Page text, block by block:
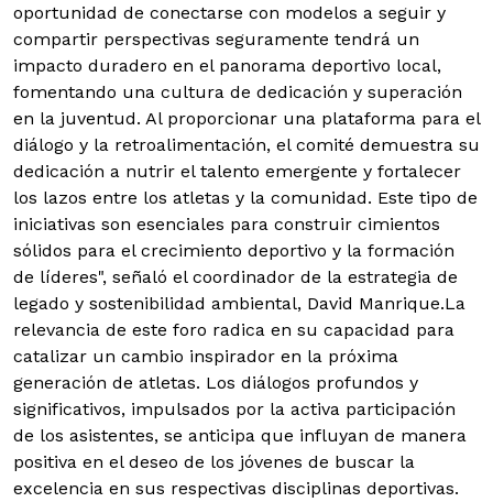
oportunidad de conectarse con modelos a seguir y
compartir perspectivas seguramente tendrá un
impacto duradero en el panorama deportivo local,
fomentando una cultura de dedicación y superación
en la juventud. Al proporcionar una plataforma para el
diálogo y la retroalimentación, el comité demuestra su
dedicación a nutrir el talento emergente y fortalecer
los lazos entre los atletas y la comunidad. Este tipo de
iniciativas son esenciales para construir cimientos
sólidos para el crecimiento deportivo y la formación
de líderes", señaló el coordinador de la estrategia de
legado y sostenibilidad ambiental, David Manrique.La
relevancia de este foro radica en su capacidad para
catalizar un cambio inspirador en la próxima
generación de atletas. Los diálogos profundos y
significativos, impulsados por la activa participación
de los asistentes, se anticipa que influyan de manera
positiva en el deseo de los jóvenes de buscar la
excelencia en sus respectivas disciplinas deportivas.